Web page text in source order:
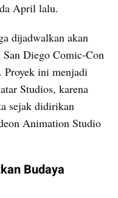
April lalu.
dijadwalkan akan
Diego Comic-Con
Proyek ini menjadi
Studios, karena
sejak didirikan
Animation Studio
Budaya